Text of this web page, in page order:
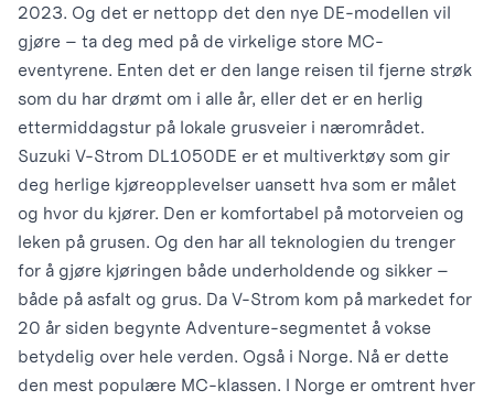
2023. Og det er nettopp det den nye DE-modellen vil
gjøre – ta deg med på de virkelige store MC-
eventyrene. Enten det er den lange reisen til fjerne strøk
som du har drømt om i alle år, eller det er en herlig
ettermiddagstur på lokale grusveier i nærområdet.
Suzuki V-Strom DL1050DE er et multiverktøy som gir
deg herlige kjøreopplevelser uansett hva som er målet
og hvor du kjører. Den er komfortabel på motorveien og
leken på grusen. Og den har all teknologien du trenger
for å gjøre kjøringen både underholdende og sikker –
både på asfalt og grus. Da V-Strom kom på markedet for
20 år siden begynte Adventure-segmentet å vokse
betydelig over hele verden. Også i Norge. Nå er dette
den mest populære MC-klassen. I Norge er omtrent hver